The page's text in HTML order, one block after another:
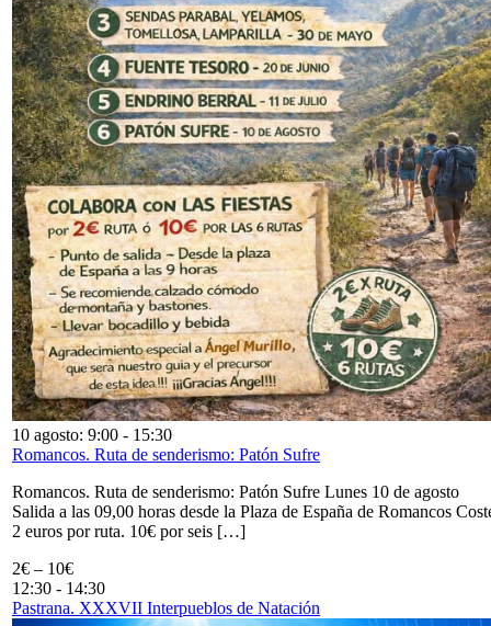
10 agosto: 9:00 - 15:30
Romancos. Ruta de senderismo: Patón Sufre
Romancos. Ruta de senderismo: Patón Sufre Lunes 10 de agosto
Salida a las 09,00 horas desde la Plaza de España de Romancos
2 euros por ruta. 10€ por seis […]
2€ – 10€
12:30 - 14:30
Pastrana. XXXVII Interpueblos de Natación